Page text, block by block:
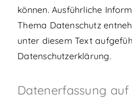
können. Ausführliche
Thema Datenschutz
unter diesem Text
Datenschutzerklärung.
Datenerfassung auf